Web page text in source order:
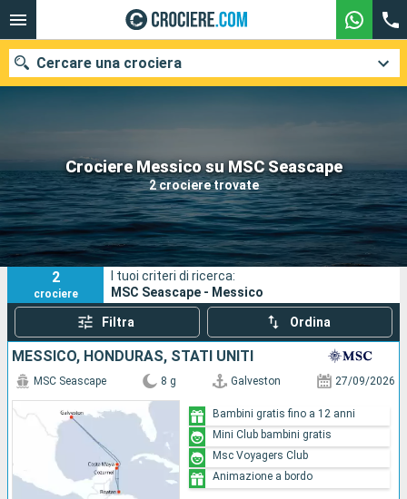
Crociere Messico su MSC Seascape
2 crociere trovate
Cercare una crociera
Le nostre destinazioni
Mesi di partenza
Porti Compagnie
Ricerca
2
crociere
I tuoi criteri di ricerca:
MSC Seascape - Messico
Filtra Ordina
MESSICO, HONDURAS, STATI UNITI
MSC Seascape 8 g Galveston 27/09/2026
Bambini gratis fino a 12 anni
Mini Club bambini gratis
Msc Voyagers Club
Animazione a bordo